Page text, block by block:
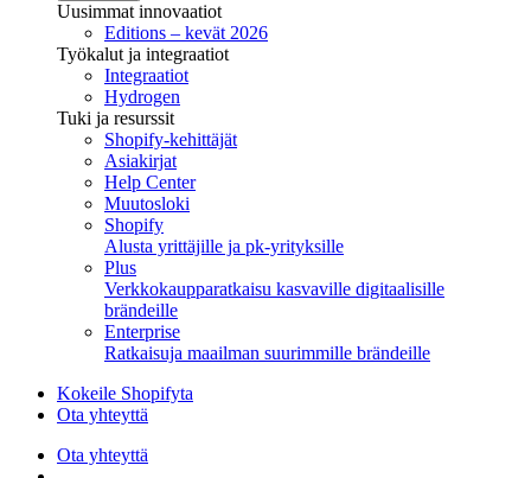
Uusimmat innovaatiot
Editions – kevät 2026
Työkalut ja integraatiot
Integraatiot
Hydrogen
Tuki ja resurssit
Shopify-kehittäjät
Asiakirjat
Help Center
Muutosloki
Shopify
Alusta yrittäjille ja pk-yrityksille
Plus
Verkkokaupparatkaisu kasvaville digitaalisille
brändeille
Enterprise
Ratkaisuja maailman suurimmille brändeille
Kokeile Shopifyta
Ota yhteyttä
Ota yhteyttä